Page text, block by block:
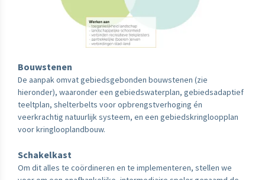
Bouwstenen
De aanpak omvat gebiedsgebonden bouwstenen (zie
hieronder), waaronder een gebiedswaterplan, gebiedsadaptief
teeltplan, shelterbelts voor opbrengstverhoging én
veerkrachtig natuurlijk systeem, en een gebiedskringloopplan
voor kringlooplandbouw.
Schakelkast
Om dit alles te coördineren en te implementeren, stellen we